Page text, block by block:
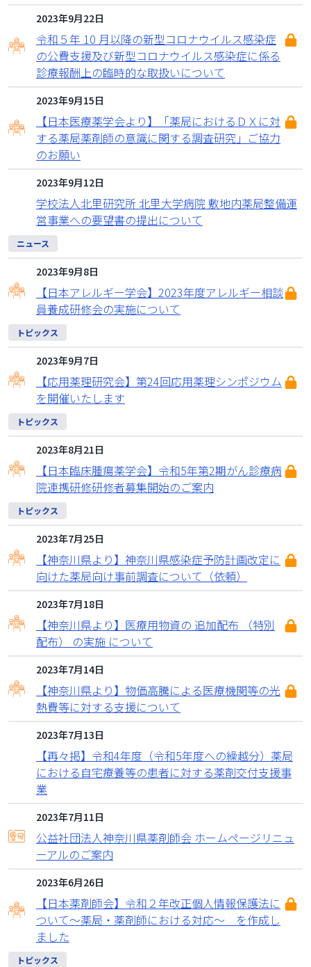
2023年9月22日
令和５年 10 月以降の新型コロナウイルス感染症
の公費支援及び新型コロナウイルス感染症に係る
診療報酬上の臨時的な取扱いについて
2023年9月15日
【日本医療薬学会より】「薬局におけるＤＸに対
する薬局薬剤師の意識に関する調査研究」ご協力
のお願い
2023年9月12日
学校法人北里研究所 北里大学病院 敷地内薬局整備運
営事業への要望書の提出について
ニュース
2023年9月8日
【日本アレルギー学会】2023年度アレルギー相談
員養成研修会の実施について
トピックス
2023年9月7日
【応用薬理研究会】第24回応用薬理シンポジウム
を開催いたします
トピックス
2023年8月21日
【日本臨床腫瘍薬学会】令和5年第2期がん診療病
院連携研修研修者募集開始のご案内
トピックス
2023年7月25日
【神奈川県より】神奈川県感染症予防計画改定に
向けた薬局向け事前調査について（依頼）
2023年7月18日
【神奈川県より】医療用物資の 追加配布 （特別
配布） の実施 について
2023年7月14日
【神奈川県より】物価高騰による医療機関等の光
熱費等に対する支援について
2023年7月13日
【再々掲】令和4年度（令和5年度への繰越分）薬局
における自宅療養等の患者に対する薬剤交付支援事
業
2023年7月11日
公益社団法人神奈川県薬剤師会 ホームページリニュ
ーアルのご案内
2023年6月26日
【日本薬剤師会】令和２年改正個人情報保護法に
ついて～薬局・薬剤師における対応～ を作成し
ました
トピックス